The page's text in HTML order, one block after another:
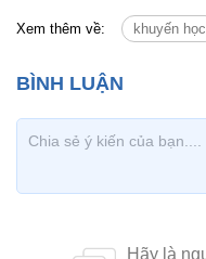
Xem thêm về: khuyến học